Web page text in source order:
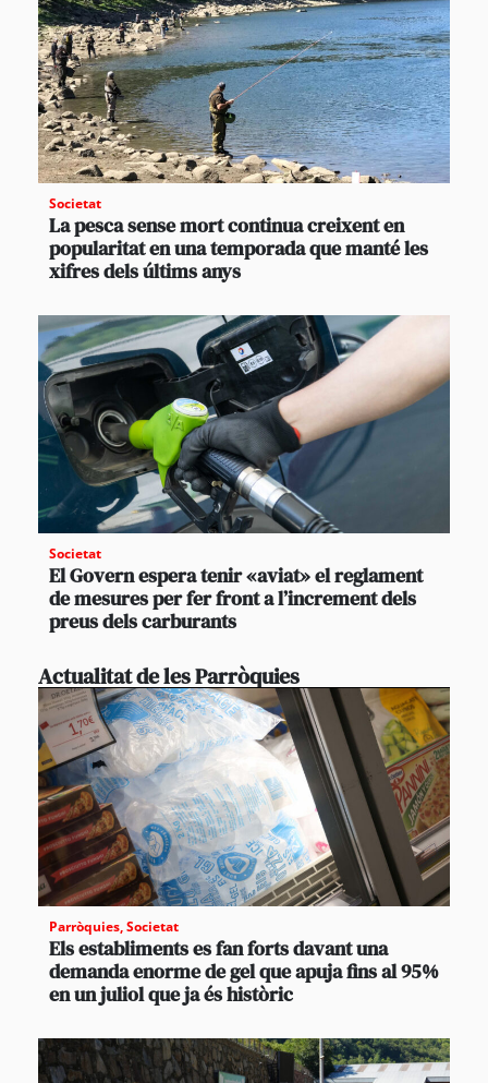
Societat
La pesca sense mort continua creixent en
popularitat en una temporada que manté les
xifres dels últims anys
Societat
El Govern espera tenir «aviat» el reglament
de mesures per fer front a l’increment dels
preus dels carburants
Actualitat de les Parròquies
Parròquies,Societat
Els establiments es fan forts davant una
demanda enorme de gel que apuja fins al 95%
en un juliol que ja és històric